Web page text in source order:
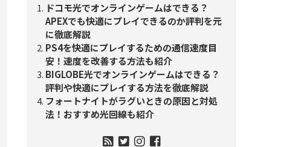
ドコモ光でオンラインゲームはできる？
APEXでも快適にプレイできるのか評判を元
に徹底解説
PS4を快適にプレイするための通信速度目
安！速度を改善する方法も紹介
BIGLOBE光でオンラインゲームはできる？
評判や快適にプレイする方法を徹底解説
フォートナイトがラグいときの原因と対処
法！おすすめ光回線も紹介